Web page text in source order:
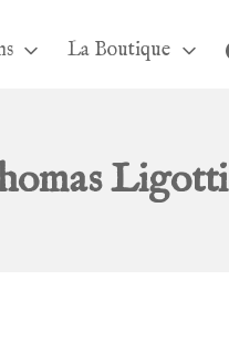
La Boutique
Ligotti